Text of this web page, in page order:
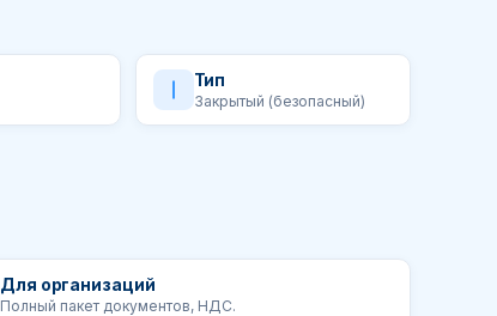
Тип
Закрытый (безопасный)
Для организаций
Полный пакет документов, НДС.